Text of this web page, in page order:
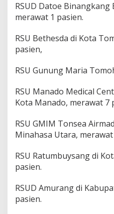
RSUD Datoe
merawat 1 pasien.
RSU Bethesda di Kota
pasien,
RSU Gunung Maria
RSU Manado Medical
Kota Manado, merawat 7
RSU GMIM Tonsea
Minahasa Utara, merawat
RSU Ratumbuysang di
pasien.
RSUD Amurang di
pasien.